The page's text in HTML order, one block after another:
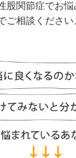
股関節症でお
ご相談ください